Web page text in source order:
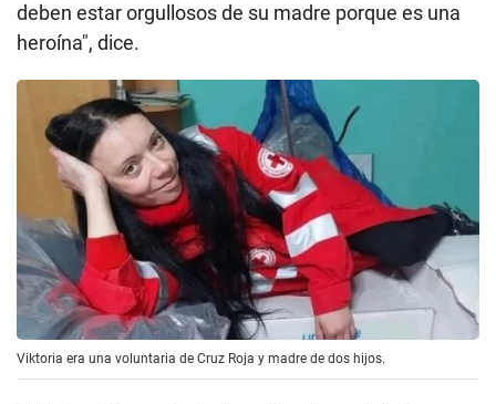
deben estar orgullosos de su madre porque es una
heroína", dice.
Viktoria era una voluntaria de Cruz Roja y madre de dos hijos.